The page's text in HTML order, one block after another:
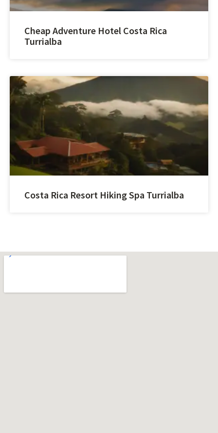
Cheap Adventure Hotel Costa Rica
Turrialba
Costa Rica Resort Hiking Spa Turrialba